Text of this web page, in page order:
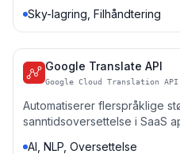
Sky-lagring, Filhåndtering
Google Translate API
Google Cloud Translation API
Automatiserer flerspråklige
sanntidsoversettelse i SaaS
AI, NLP, Oversettelse